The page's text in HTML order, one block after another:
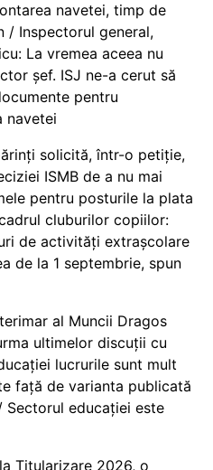
navetei, timp de
/ Inspectorul general,
La vremea aceea nu
șef. ISJ ne-a cerut să
pentru
navetei
solicită, într-o petiție,
ISMB de a nu mai
pentru posturile la plata
cluburilor copiilor:
de activități extrașcolare
de la 1 septembrie, spun
al Muncii Dragos
ultimelor discuții cu
lucrurile sunt mult
față de varianta publicată
Sectorul educației este
Titularizare 2026, o